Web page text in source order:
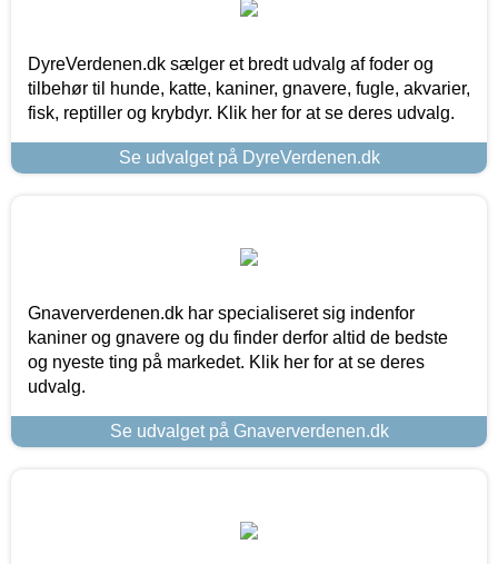
DyreVerdenen.dk sælger et bredt udvalg af foder og
tilbehør til hunde, katte, kaniner, gnavere, fugle, akvarier,
fisk, reptiller og krybdyr. Klik her for at se deres udvalg.
Se udvalget på DyreVerdenen.dk
Gnaververdenen.dk har specialiseret sig indenfor
kaniner og gnavere og du finder derfor altid de bedste
og nyeste ting på markedet. Klik her for at se deres
udvalg.
Se udvalget på Gnaververdenen.dk